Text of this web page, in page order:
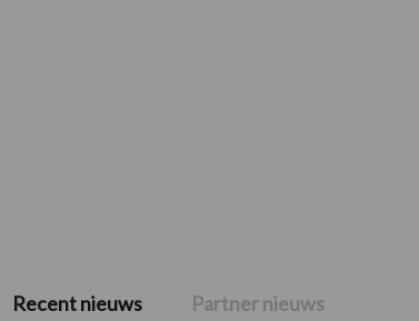
Primaire
Recent nieuws Partner nieuws